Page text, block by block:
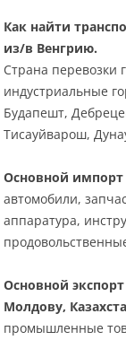
Как найти
из/в Венгрию.
Страна перевозки
индустриальные
Будапешт,
Тисауйварош,
Основной импорт
автомобили,
аппаратура,
Основной
Молдову,
промышленные